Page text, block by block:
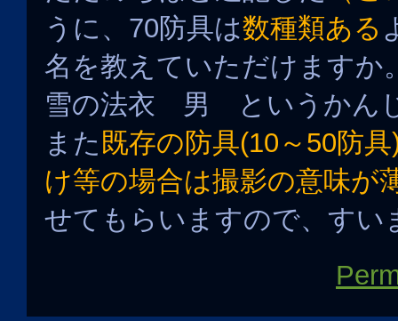
うに、70防具は数種類ある
名を教えていただけますか
雪の法衣 男 というかん
また 既存の防具(10～50防
け等の場合は撮影の意味が
せてもらいますので、すい